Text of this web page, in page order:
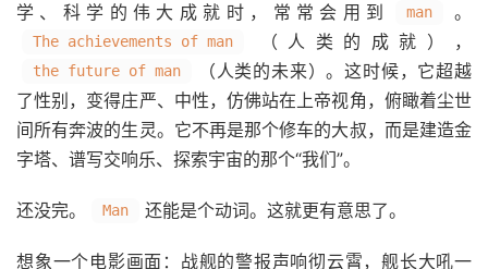
学、科学的伟大成就时，常常会用到
man 。
The achievements of man （人类的成就），
the future of man
（人类的未来）。这时候，它超越
了性别，变得庄严、中性，仿佛站在上帝视角，俯瞰着尘世
间所有奔波的生灵。它不再是那个修车的大叔，而是建造金
字塔、谱写交响乐、探索宇宙的那个“我们”。
还没完。 Man 还能是个动词。这就更有意思了。
想象一个电影画面：战舰的警报声响彻云霄，舰长大吼一